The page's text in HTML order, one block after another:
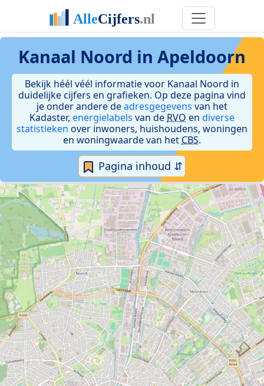
Kanaal Noord in Apeldoorn
Bekijk héél véél informatie voor Kanaal Noord in
duidelijke cijfers en grafieken. Op deze pagina vind
je onder andere deadresgegevens van het
Kadaster, energielabels van de RVO en diverse
statistieken over inwoners, huishoudens, woningen
en woningwaarde van het CBS.
Pagina inhoud ⇵